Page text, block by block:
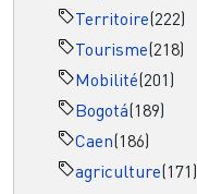
Territoire(222)
Tourisme(218)
Mobilité(201)
Bogotá(189)
Caen(186)
agriculture(171)